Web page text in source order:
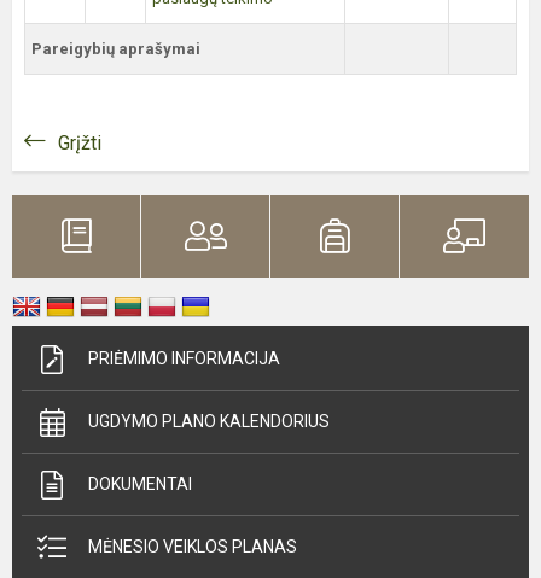
Pareigybių aprašymai
Grįžti
PRIĖMIMO INFORMACIJA
UGDYMO PLANO KALENDORIUS
DOKUMENTAI
MĖNESIO VEIKLOS PLANAS